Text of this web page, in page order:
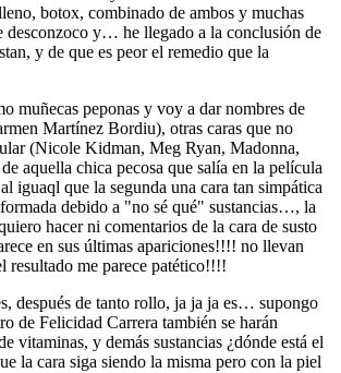
botox, combinado de ambos y muchas
desconzoco y… he llegado a la conclusión de
y de que es peor el remedio que la
muñecas peponas y voy a dar nombres de
Martínez Bordiu), otras caras que no
(Nicole Kidman, Meg Ryan, Madonna,
aquella chica pecosa que salía en la película
iguaql que la segunda una cara tan simpática
debido a "no sé qué" sustancias…, la
hacer ni comentarios de la cara de susto
en sus últimas apariciones!!!! no llevan
resultado me parece patético!!!!
después de tanto rollo, ja ja ja es… supongo
de Felicidad Carrera también se harán
vitaminas, y demás sustancias ¿dónde está el
la cara siga siendo la misma pero con la piel